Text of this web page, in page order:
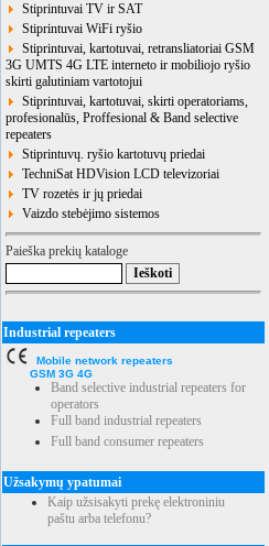
Stiprintuvai TV ir SAT
Stiprintuvai WiFi ryšio
Stiprintuvai, kartotuvai, retransliatoriai GSM
3G UMTS 4G LTE interneto ir mobiliojo ryšio
skirti galutiniam vartotojui
Stiprintuvai, kartotuvai, skirti operatoriams,
profesionalūs, Proffesional & Band selective
repeaters
Stiprintuvų. ryšio kartotuvų priedai
TechniSat HDVision LCD televizoriai
TV rozetės ir jų priedai
Vaizdo stebėjimo sistemos
Paieška prekių kataloge
Industrial repeaters
Mobile network repeaters
GSM 3G 4G
Band selective industrial repeaters for
operators
Full band industrial repeaters
Full band consumer repeaters
Užsakymų ypatumai
Kaip užsisakyti prekę elektroniniu
paštu arba telefonu?